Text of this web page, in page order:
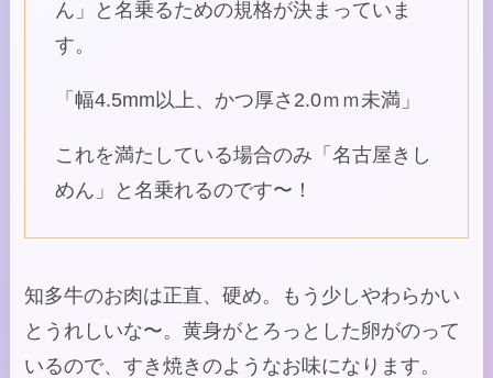
ん」と名乗るための規格が決まっていま
す。
「幅4.5mm以上、かつ厚さ2.0ｍｍ未満」
これを満たしている場合のみ「名古屋きし
めん」と名乗れるのです〜！
知多牛のお肉は正直、硬め。もう少しやわらかい
とうれしいな〜。黄身がとろっとした卵がのって
いるので、すき焼きのようなお味になります。